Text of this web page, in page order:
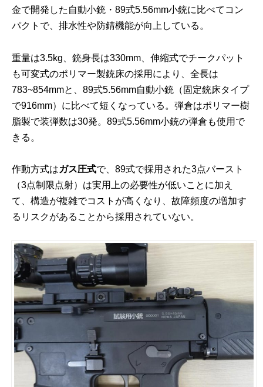
金で開発した自動小銃・89式5.56mm小銃に比べてコン
パクトで、排水性や防錆機能が向上している。
重量は3.5kg、銃身長は330mm、伸縮式でチークパット
も可変式のポリマー製銃床の採用により、全長は
783~854mmと、89式5.56mm自動小銃（固定銃床タイプ
で916mm）に比べて短くなっている。弾倉はポリマー樹
脂製で装弾数は30発。89式5.56mm小銃の弾倉も使用で
きる。
作動方式はガス圧式で、89式で採用された3点バースト
（3点制限点射）は実用上の必要性が低いことに加え
て、構造が複雑でコストが高くなり、故障頻度の増加す
るリスクがあることから採用されていない。